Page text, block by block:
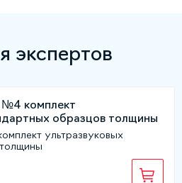
экспертов
ультразвуковых